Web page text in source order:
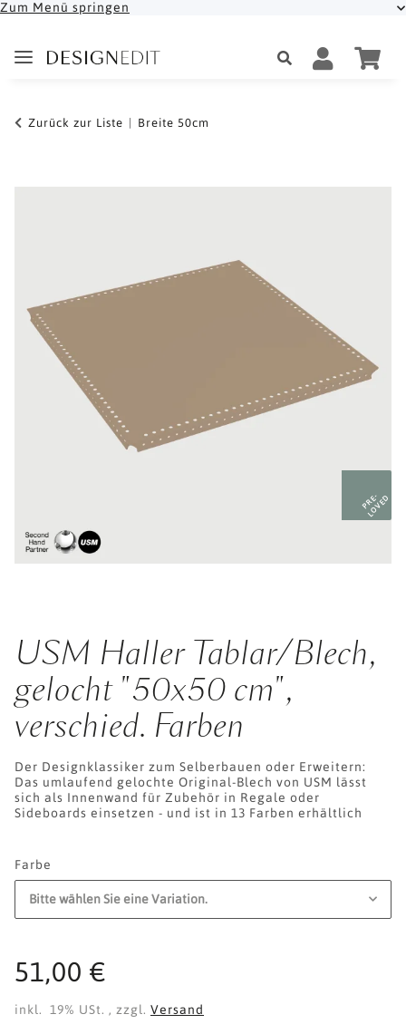
Zum Menü springen
Zurück zur Liste Breite 50cm
PRE-
LOVED
USM Haller Tablar/Blech,
gelocht "50x50 cm",
verschied. Farben
Der Designklassiker zum Selberbauen oder Erweitern:
Das umlaufend gelochte Original-Blech von USM lässt
sich als Innenwand für Zubehör in Regale oder
Sideboards einsetzen - und ist in 13 Farben erhältlich
Farbe
Bitte wählen Sie eine Variation.
51,00 €
inkl. 19% USt. , zzgl. Versand